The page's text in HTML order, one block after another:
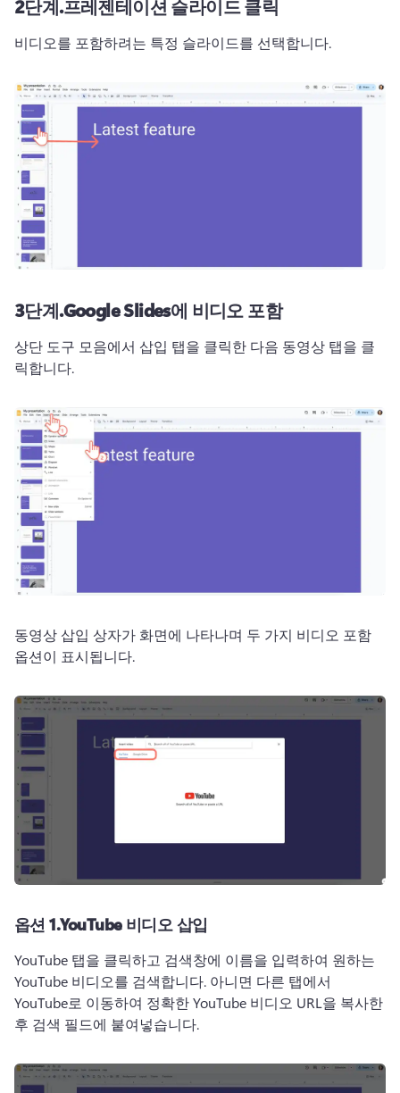
2단계.프레젠테이션 슬라이드 클릭
비디오를 포함하려는 특정 슬라이드를 선택합니다.
3단계.Google Slides에 비디오 포함
상단 도구 모음에서 삽입 탭을 클릭한 다음 동영상 탭을 클
릭합니다.
동영상 삽입 상자가 화면에 나타나며 두 가지 비디오 포함
옵션이 표시됩니다.
옵션 1.YouTube 비디오 삽입
YouTube 탭을 클릭하고 검색창에 이름을 입력하여 원하는
YouTube 비디오를 검색합니다. 아니면 다른 탭에서
YouTube로 이동하여 정확한 YouTube 비디오 URL을 복사한
후 검색 필드에 붙여넣습니다.